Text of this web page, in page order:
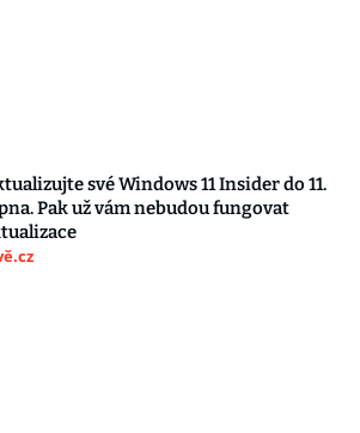
své Windows 11 Insider do 11.
Pak už vám nebudou fungovat